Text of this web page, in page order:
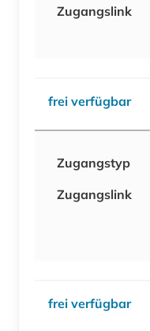
Zugangslink
frei verfügbar
Zugangstyp
Zugangslink
frei verfügbar